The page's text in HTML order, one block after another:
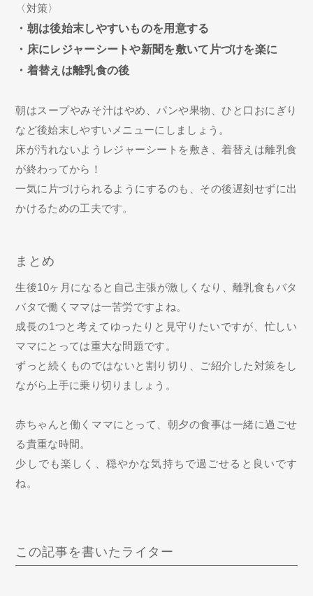
〈対策〉
・朝は後始末しやすいものを用意する
・床にレジャーシートや新聞を敷いて片づけを楽に
・着替えは離乳食の後
朝はスープやみそ汁はやめ、パンや果物、ひと口おにぎり
など後始末しやすいメニューにしましょう。
床が汚れないようレジャーシートを敷き、着替えは離乳食
が終わってから！
一気に片づけられるようにするのも、その後遅刻せずに出
かけるための工夫です。
まとめ
生後10ヶ月になると自己主張が激しくなり、離乳食もバタ
バタで働くママは一苦労ですよね。
成長の1つと考えてゆったりと見守りたいですが、忙しい
ママにとっては重大な問題です。
ずっと続くものではないと割り切り、ご紹介した対策をし
ながら上手に乗り切りましょう。
赤ちゃんと働くママにとって、朝夕の食事は一緒に過ごせ
る貴重な時間。
少しでも楽しく、穏やかな気持ちで過ごせると良いです
ね。
この記事を書いたライター